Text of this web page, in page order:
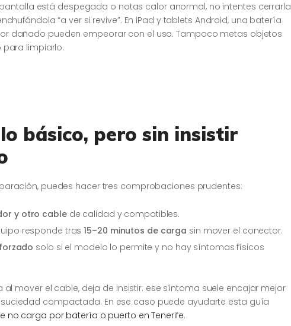
está despegada o notas calor anormal, no intentes cerrarla
“a ver si revive”. En iPad y tablets Android, una batería
dañado pueden empeorar con el uso. Tampoco metas objetos
para limpiarlo.
básico, pero sin insistir
puedes hacer tres comprobaciones prudentes:
y otro cablede calidad y compatibles.
responde tras15–20 minutos de carga sin mover el conector.
solo si el modelo lo permite y no hay síntomas físicos
al mover el cable, deja de insistir: ese síntoma suele encajar mejor
compactada. En ese caso puede ayudarte esta guía
no carga por batería o puerto en Tenerife.